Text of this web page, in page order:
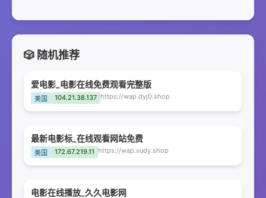
🎲 随机推荐
爱电影_电影在线免费观看完整版
美国 104.21.38.137 https://wap.dyj0.shop
最新电影标_在线观看网站免费
美国 172.67.219.11 https://wap.vudy.shop
电影在线播放_久久电影网